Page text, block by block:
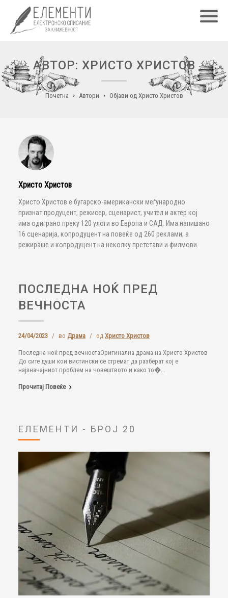
АВТОР: ХРИСТО ХРИСТОВ
Почетна Автори Објави од Христо Христов
Христо Христов
Христо Христов е бугарско-американски меѓународно
признат продуцент, режисер, сценарист, учител и актер кој
има одиграно преку 120 улоги во Европа и САД. Има напишано
16 сценарија, копродуцент на повеќе од 260 реклами, а
режираше и копродуцент на неколку претстави и филмови.
ПОСЛЕДНА НОЌ ПРЕД
ВЕЧНОСТА
24/04/2023 / во Драма / од Христо Христов
Последна ноќ пред вечностаОригинална драма на Христо Христов
До сите души кои вистински се стремат да разберат кој е
најзначајниот проблем на човештвото и како то�...
Прочитај Повеќе
ЕЛЕМЕНТИ - БРОЈ 20